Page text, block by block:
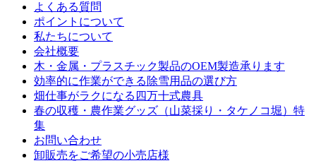
よくある質問
ポイントについて
私たちについて
会社概要
木・金属・プラスチック製品のOEM製造承ります
効率的に作業ができる除雪用品の選び方
畑仕事がラクになる四万十式農具
春の収穫・農作業グッズ（山菜採り・タケノコ堀）特
集
お問い合わせ
卸販売をご希望の小売店様